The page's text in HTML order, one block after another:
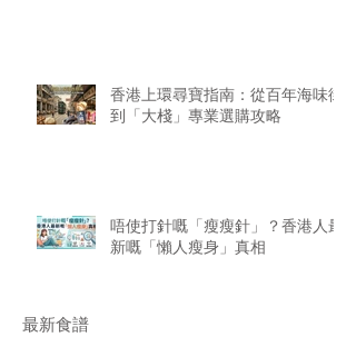
香港上環尋寶指南：從百年海味街
到「大棧」專業選購攻略
唔使打針嘅「瘦瘦針」？香港人最
新嘅「懶人瘦身」真相
最新食譜